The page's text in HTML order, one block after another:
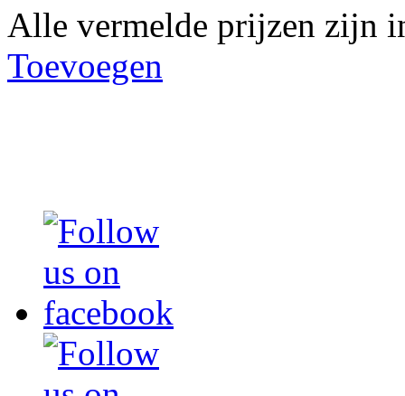
Alle vermelde prijzen zijn
Toevoegen